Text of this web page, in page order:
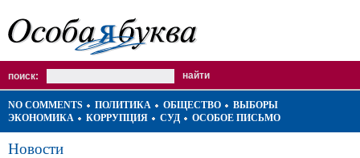
поиск:
NO COMMENTS ПОЛИТИКА ОБЩЕСТВО
ВЫБОРЫ
ЭКОНОМИКА
КОРРУПЦИЯ СУД ОСОБОЕ ПИСЬМО
Новости